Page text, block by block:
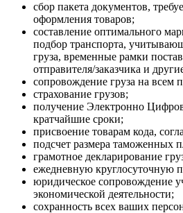
сбор пакета документов,
оформления товаров;
составление оптимального
подбор транспорта,
груза, временные рамки
отправителя/заказчика и
сопровождение груза на всем
страхование грузов;
получение Электронно
кратчайшие сроки;
присвоение товарам кода,
подсчет размера таможенных
грамотное декларирование
ежедневную круглосуточную
юридическое сопровождение
экономической деятельности;
сохранность всех ваших